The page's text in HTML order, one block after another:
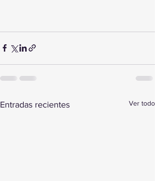
Entradas recientes Ver todo